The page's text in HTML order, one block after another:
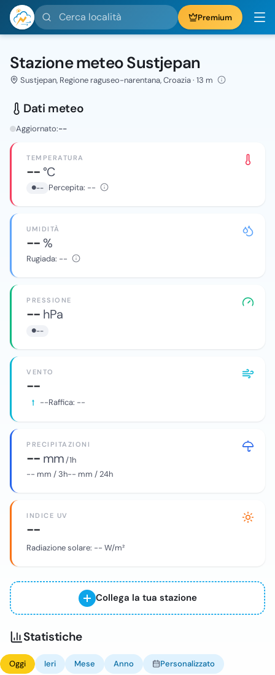
Cerca località Premium
Stazione meteo Sustjepan
Sustjepan, Regione raguseo-narentana, Croazia · 13 m
Dati meteo
Aggiornato:--
TEMPERATURA
--°C
-- Percepita: --
UMIDITÀ
--%
Rugiada: --
PRESSIONE
-- hPa
--
VENTO
--
--Raffica: --
PRECIPITAZIONI
-- mm/ 1h
-- mm / 3h-- mm / 24h
INDICE UV
--
Radiazione solare: -- W/m²
Collega la tua stazione
Statistiche
Oggi Ieri Mese Anno Personalizzato